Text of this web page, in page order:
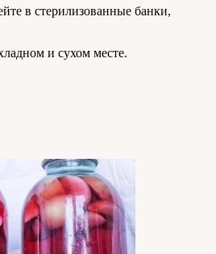
в стерилизованные банки,
и сухом месте.